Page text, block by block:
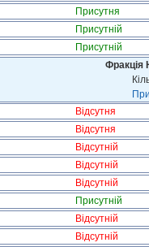
Присутня
Присутній
Присутній
Фракція
Відсутня
Відсутня
Відсутній
Відсутній
Відсутній
Присутній
Відсутній
Відсутній